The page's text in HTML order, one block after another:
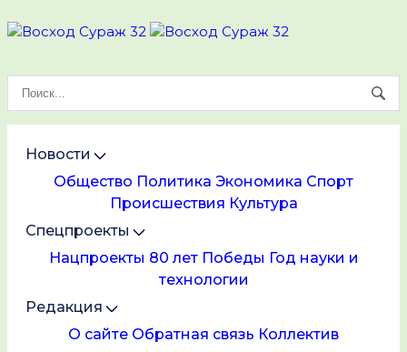
Новости
Общество Политика Экономика Спорт
Происшествия Культура
Спецпроекты
Нацпроекты 80 лет Победы Год науки и
технологии
Редакция
О сайте Обратная связь Коллектив